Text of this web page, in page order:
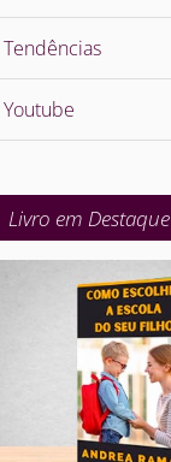
Tendências
Youtube
Livro em Destaque